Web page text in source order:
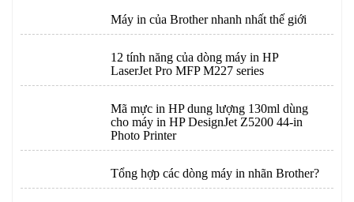
Máy in của Brother nhanh nhất thế giới
12 tính năng của dòng máy in HP
LaserJet Pro MFP M227 series
Mã mực in HP dung lượng 130ml dùng
cho máy in HP DesignJet Z5200 44-in
Photo Printer
Tổng hợp các dòng máy in nhãn Brother?